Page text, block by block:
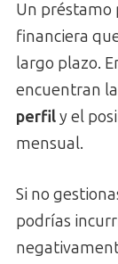
Un préstamo
financiera
largo plazo.
encuentran la
perfily el
mensual.
Si no
podrías